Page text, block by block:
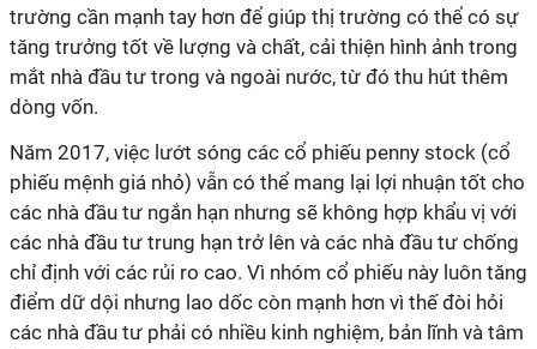
trường cần mạnh tay hơn để giúp thị trường có thể có sự
tăng trưởng tốt về lượng và chất, cải thiện hình ảnh trong
mắt nhà đầu tư trong và ngoài nước, từ đó thu hút thêm
dòng vốn.
Năm 2017, việc lướt sóng các cổ phiếu penny stock (cổ
phiếu mệnh giá nhỏ) vẫn có thể mang lại lợi nhuận tốt cho
các nhà đầu tư ngắn hạn nhưng sẽ không hợp khẩu vị với
các nhà đầu tư trung hạn trở lên và các nhà đầu tư chống
chỉ định với các rủi ro cao. Vì nhóm cổ phiếu này luôn tăng
điểm dữ dội nhưng lao dốc còn mạnh hơn vì thế đòi hỏi
các nhà đầu tư phải có nhiều kinh nghiệm, bản lĩnh và tâm